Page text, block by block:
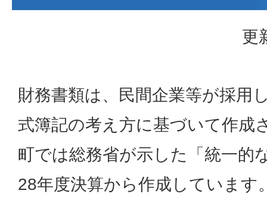
更
財務書類は、民間企業等が採用
式簿記の考え方に基づいて作成
町では総務省が示した「統一的
28年度決算から作成しています